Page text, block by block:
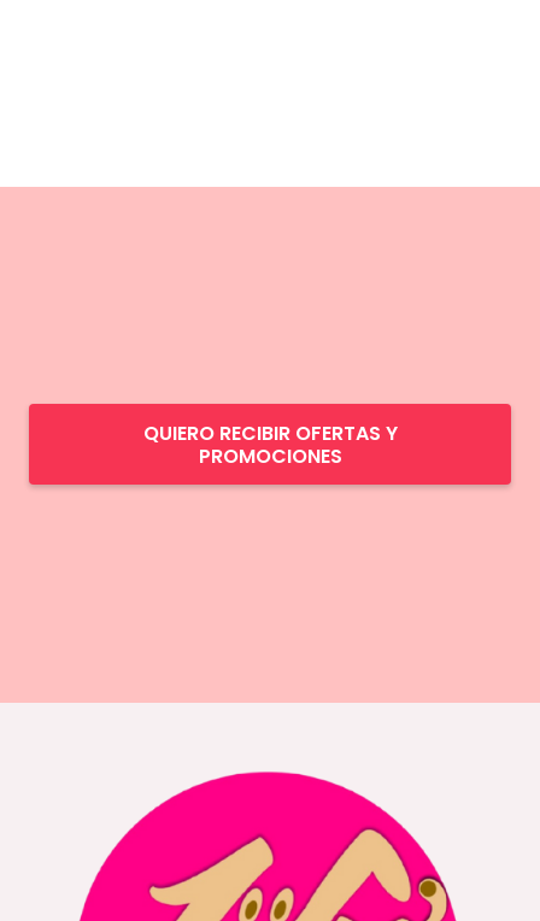
QUIERO RECIBIR OFERTAS Y
PROMOCIONES